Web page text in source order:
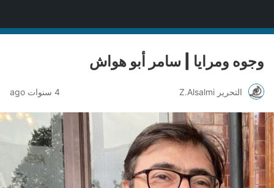
وجوه ومرايا | سامر أبو هواش
التحرير Z.Alsalmi 4 سنوات ago